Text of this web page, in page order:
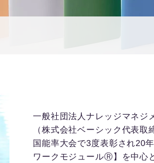
一般社団法人ナレッジマネジ
（株式会社ベーシック代表
国能率大会で3度表彰され20
ワークモジュールⓇ】を中心